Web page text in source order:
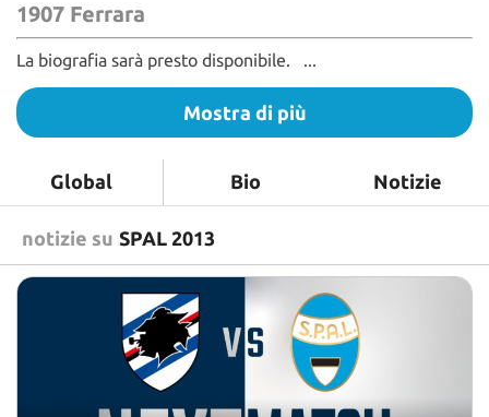
Chi siamo
1907 Ferrara
La biografia sarà presto disponibile. ...
Mostra di più
Global Bio Notizie
notizie su SPAL 2013